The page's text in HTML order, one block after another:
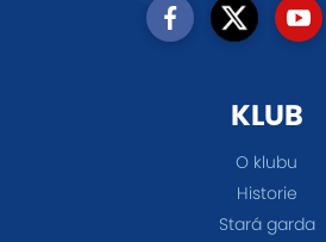
KLUB
O klubu
Historie
Stará garda